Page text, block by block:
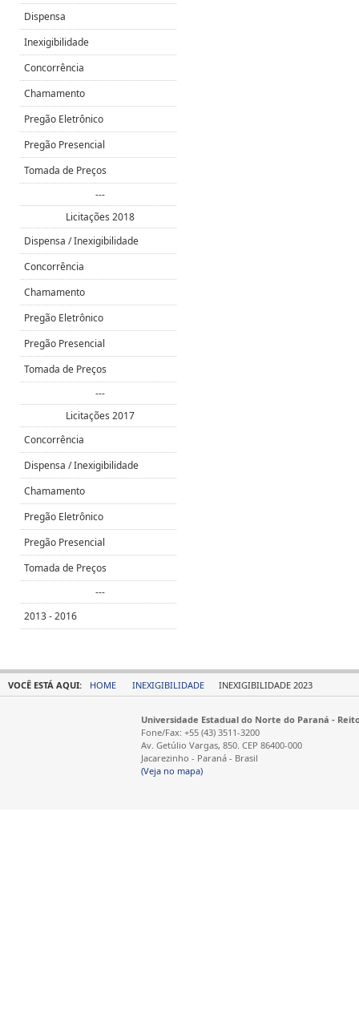
Dispensa
Inexigibilidade
Concorrência
Chamamento
Pregão Eletrônico
Pregão Presencial
Tomada de Preços
---
Licitações 2018
Dispensa / Inexigibilidade
Concorrência
Chamamento
Pregão Eletrônico
Pregão Presencial
Tomada de Preços
---
Licitações 2017
Concorrência
Dispensa / Inexigibilidade
Chamamento
Pregão Eletrônico
Pregão Presencial
Tomada de Preços
---
2013 - 2016
VOCÊ ESTÁ AQUI: HOME INEXIGIBILIDADE INEXIGIBILIDADE 2023
Universidade Estadual do Norte do Paraná -
Fone/Fax: +55 (43) 3511-3200
Av. Getúlio Vargas, 850. CEP 86400-000
Jacarezinho - Paraná - Brasil
(Veja no mapa)